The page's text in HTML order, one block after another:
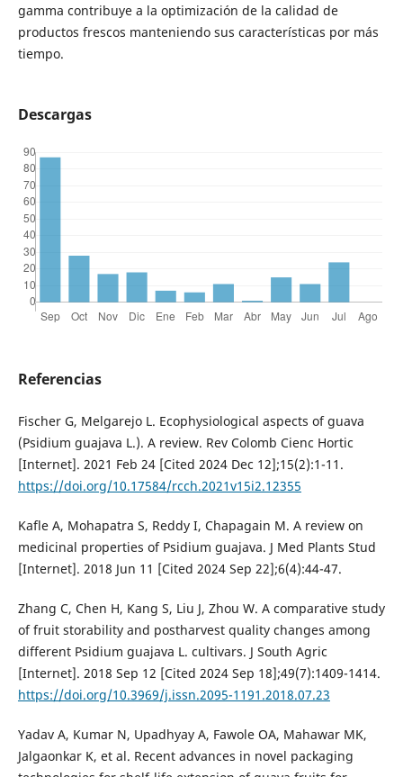
gamma contribuye a la optimización de la calidad de
productos frescos manteniendo sus características por más
tiempo.
Descargas
Referencias
Fischer G, Melgarejo L. Ecophysiological aspects of guava
(Psidium guajava L.). A review. Rev Colomb Cienc Hortic
[Internet]. 2021 Feb 24 [Cited 2024 Dec 12];15(2):1-11.
https://doi.org/10.17584/rcch.2021v15i2.12355
Kafle A, Mohapatra S, Reddy I, Chapagain M. A review on
medicinal properties of Psidium guajava. J Med Plants Stud
[Internet]. 2018 Jun 11 [Cited 2024 Sep 22];6(4):44-47.
Zhang C, Chen H, Kang S, Liu J, Zhou W. A comparative study
of fruit storability and postharvest quality changes among
different Psidium guajava L. cultivars. J South Agric
[Internet]. 2018 Sep 12 [Cited 2024 Sep 18];49(7):1409-1414.
https://doi.org/10.3969/j.issn.2095-1191.2018.07.23
Yadav A, Kumar N, Upadhyay A, Fawole OA, Mahawar MK,
Jalgaonkar K, et al. Recent advances in novel packaging